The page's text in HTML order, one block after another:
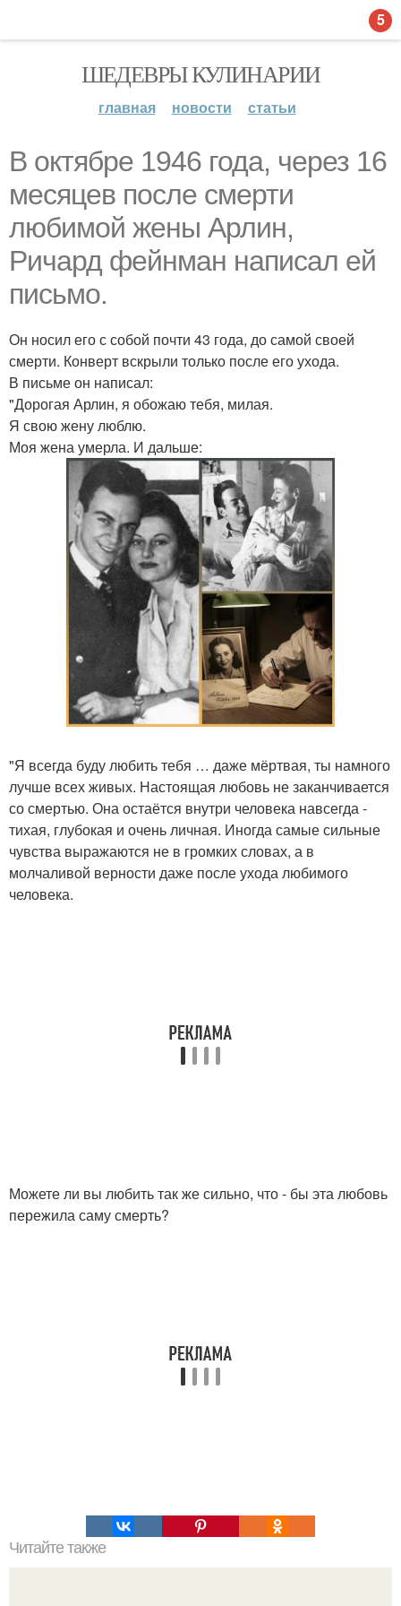
ШЕДЕВРЫ КУЛИНАРИИ
главная новости статьи
В октябре 1946 года, через 16
месяцев после смерти
любимой жены Арлин,
Ричард фейнман написал ей
письмо.
Он носил его с собой почти 43 года, до самой своей
смерти. Конверт вскрыли только после его ухода.
В письме он написал:
"Дорогая Арлин, я обожаю тебя, милая.
Я свою жену люблю.
Моя жена умерла. И дальше:
"Я всегда буду любить тебя … даже мёртвая, ты намного
лучше всех живых. Настоящая любовь не заканчивается
со смертью. Она остаётся внутри человека навсегда -
тихая, глубокая и очень личная. Иногда самые сильные
чувства выражаются не в громких словах, а в
молчаливой верности даже после ухода любимого
человека.
Можете ли вы любить так же сильно, что - бы эта любовь
пережила саму смерть?
Читайте также
5